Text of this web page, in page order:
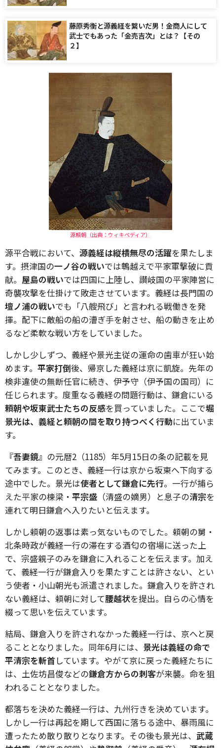
藤原秀衡と源義経を繋いだ男！金商人にして
武士でもあった「金売吉次」とは？【その
２】
源頼朝（出典：ウィキペディア）
源平合戦において、 源義経は縦横無尽の活躍を果たしま
す。摂津国の一ノ谷の戦いでは鵯越えで平家軍撃破に貢
献。 屋島の戦いでは四国に上陸し、讃岐国の平家陣営に
奇襲攻撃を仕掛けて敗走させています。義経は長門国の
壇ノ浦の戦いでも「八艘飛び」と言われる戦働きを発
揮。配下に敵船の船の漕ぎ手を射させ、船の動きを止め
るなど柔軟な戦い方をしていました。
しかし少しずつ、義経や景光主従の運命の歯車が狂い始
めます。 平家打倒後、帰京した義経は京に凱旋。先年の
検非違使の無断任官に続き、伊予守（伊予国の国司）に
任じられます。度重なる義経の問題行動は、鎌倉にいる
頼朝や坂東武士たちの反感を買っていました。ここで堀
景光は、義経と頼朝の間を取り持つべく行動に出ていま
す。
『吾妻鏡』 の元暦2（1185）年5月15日の条の記載を見
てみます。このとき、義経一行は京から坂東へ下向する
途中でした。景光は使者として鎌倉に先行。一行が捕ら
えた平家の棟梁・ 平宗盛 （清盛の嫡男）と息子の清宗を
連れて明日鎌倉へ入りたいと伝えます。
しかし頼朝の返事は素っ気ないものでした。頼朝の舅・
北条時政が義経一行の滞在する酒匂の宿場に送った上
で、宗盛親子のみを鎌倉に入れることを伝えます。加え
て、義経一行が鎌倉入りを果たすことは許さない、とい
う使者・小山朝光も派遣されました。鎌倉入りを許され
ない義経は、頼朝に対して腰越状を提出。自らの心情を
綴って思いを伝えています。
結局、鎌倉入りを許されなかった義経一行は、京へと戻
ることとなりました。同年6月には、 景光は義経の命で
平清宗を斬首 しています。やがて京に戻った義経たちに
は、土佐坊昌俊などの鎌倉方からの刺客が来襲。命を狙
われることとなりました。
都落ちを決めた義経一行は、九州行きを決めています。
しかし一行は再起を期して西国に落ちる途中、暴雨風に
遭ったため散り散りとなります。その後も景光は、 武蔵